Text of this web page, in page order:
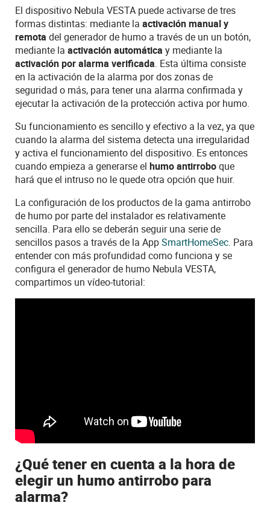
El dispositivo Nebula VESTA puede activarse de tres
formas distintas: mediante la activación manual y
remota del generador de humo a través de un un botón,
mediante la activación automática y mediante la
activación por alarma verificada. Esta última consiste
en la activación de la alarma por dos zonas de
seguridad o más, para tener una alarma confirmada y
ejecutar la activación de la protección activa por humo.
Su funcionamiento es sencillo y efectivo a la vez, ya que
cuando la alarma del sistema detecta una irregularidad
y activa el funcionamiento del dispositivo. Es entonces
cuando empieza a generarse el humo antirroboque
hará que el intruso no le quede otra opción que huir.
La configuración de los productos de la gama antirrobo
de humo por parte del instalador es relativamente
sencilla. Para ello se deberán seguir una serie de
sencillos pasos a través de la AppSmartHomeSec. Para
entender con más profundidad como funciona y se
configura el generador de humo Nebula VESTA,
compartimos un vídeo-tutorial:
¿Qué tener en cuenta a la hora de
elegir un humo antirrobo para
alarma?